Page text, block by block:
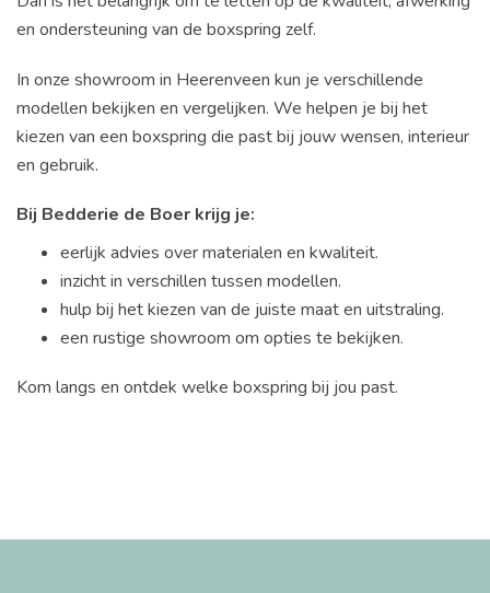
en ondersteuning van de boxspring zelf.
In onze showroom in Heerenveen kun je verschillende
modellen bekijken en vergelijken. We helpen je bij het
kiezen van een boxspring die past bij jouw wensen, interieur
en gebruik.
Bij Bedderie de Boer krijg je:
eerlijk advies over materialen en kwaliteit.
inzicht in verschillen tussen modellen.
hulp bij het kiezen van de juiste maat en uitstraling.
een rustige showroom om opties te bekijken.
Kom langs en ontdek welke boxspring bij jou past.